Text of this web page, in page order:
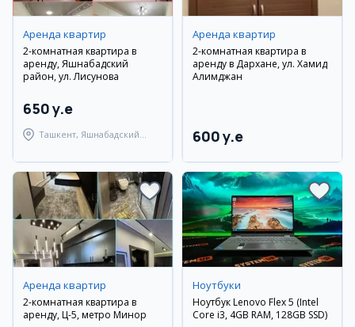
Аренда квартир
2-комнатная квартира в
аренду, Яшнабадский
район, ул. Лисунова
650 y.e
Ташкент, Яшнабадский
Аренда квартир
2-комнатная квартира в
аренду в Дархане, ул. Хамид
Алимджан
600 y.e
Аренда квартир
2-комнатная квартира в
аренду, Ц-5, метро Минор
Ноутбуки
Ноутбук Lenovo Flex 5 (Intel
Core i3, 4GB RAM, 128GB SSD)